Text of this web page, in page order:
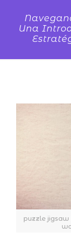
Una
puzzle jigsaw